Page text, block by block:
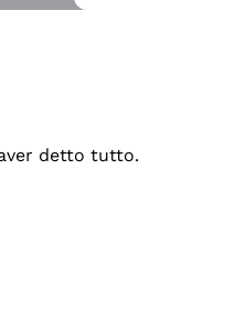
detto tutto.